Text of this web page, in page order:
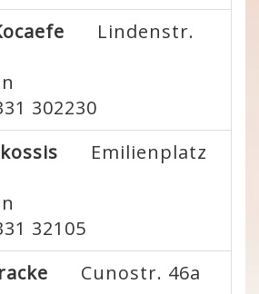
Lindenstr.
302230
Emilienplatz
32105
Cunostr. 46a